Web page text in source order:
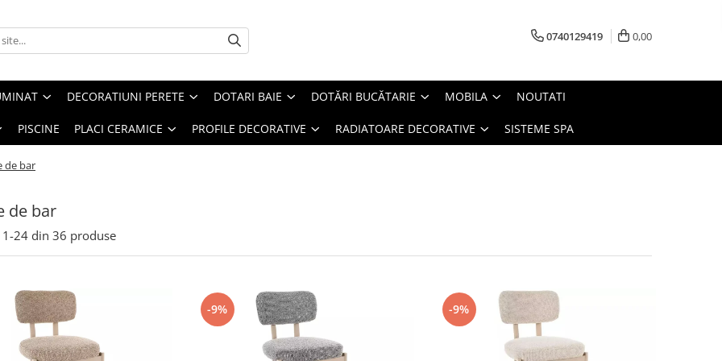
0740129419 0,00
DECORATIUNI PERETE DOTARI BAIE DOTĂRI BUCĂTARIE MOBILA NOUTATI
PISCINE PLACI CERAMICE PROFILE DECORATIVE RADIATOARE DECORATIVE SISTEME SPA
de bar
de bar
1-24 din 36 produse
-9% -9%